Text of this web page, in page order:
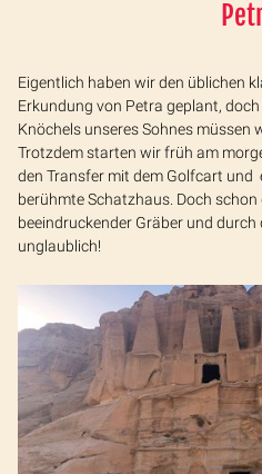
Eigentlich haben wir den üblichen
Erkundung von Petra geplant,
Knöchels unseres Sohnes müssen
Trotzdem starten wir früh am
den Transfer mit dem Golfcart und
berühmte Schatzhaus. Doch
beeindruckender Gräber und durch
unglaublich!